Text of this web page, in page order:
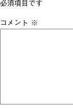
必須項目です
コメント ※